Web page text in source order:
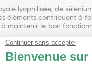
lyophilisée, de
éléments contribuent
le bon
contient du
agréable et pratique
les œufs et les